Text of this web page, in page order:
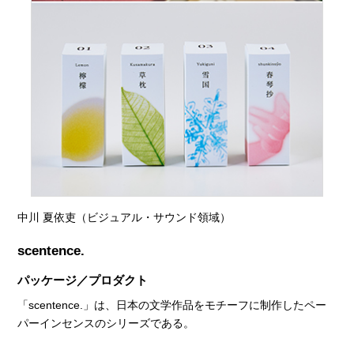
中川 夏依吏（ビジュアル・サウンド領域）
scentence.
パッケージ／プロダクト
「scentence.」は、日本の文学作品をモチーフに制作したペー
パーインセンスのシリーズである。